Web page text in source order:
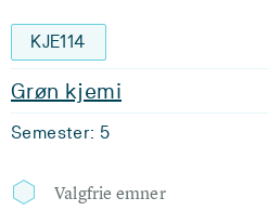
KJE114
Grøn kjemi
Semester: 5
Valgfrie emner